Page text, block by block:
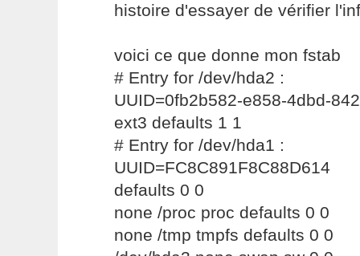
histoire d'essayer de vérifier
voici ce que donne mon fstab
# Entry for /dev/hda2 :
UUID=0fb2b582-e858-4dbd-
ext3 defaults 1 1
# Entry for /dev/hda1 :
defaults 0 0
none /proc proc defaults 0 0
none /tmp tmpfs defaults 0 0